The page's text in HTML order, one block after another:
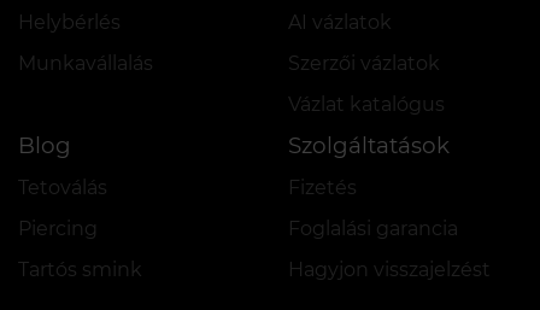
Helybérlés
Munkavállalás
AI vázlatok
Szerzői vázlatok
Vázlat katalógus
Blog
Tetoválás
Piercing
Tartós smink
Szolgáltatások
Fizetés
Foglalási garancia
Hagyjon visszajelzést